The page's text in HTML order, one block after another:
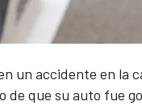
un accidente en la
de que su auto fue